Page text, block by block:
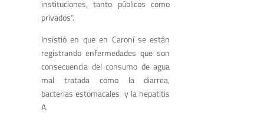
instituciones, tanto públicos como
privados”.
Insistió en que en Caroní se están
registrando enfermedades que son
consecuencia del consumo de agua
mal tratada como la diarrea,
bacterias estomacales y la hepatitis
A.